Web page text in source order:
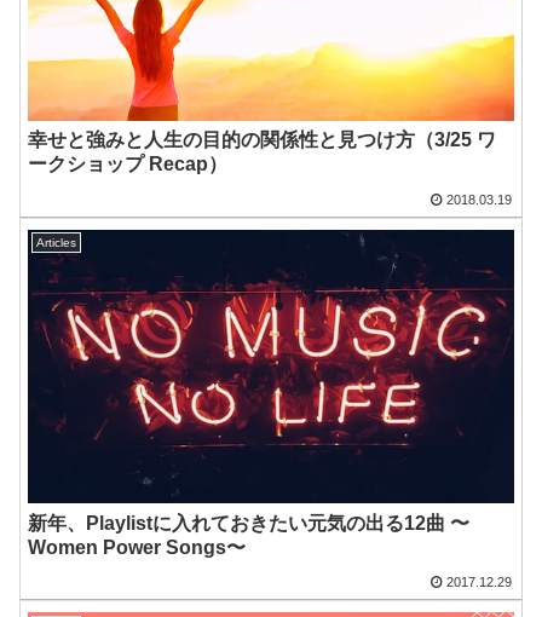
幸せと強みと人生の目的の関係性と見つけ方（3/25 ワ
ークショップ Recap）
2018.03.19
Articles
新年、Playlistに入れておきたい元気の出る12曲 〜
Women Power Songs〜
2017.12.29